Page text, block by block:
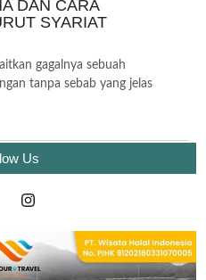
DAN CARA
SYARIAT
gagalnya sebuah
tanpa sebab yang jelas
Us